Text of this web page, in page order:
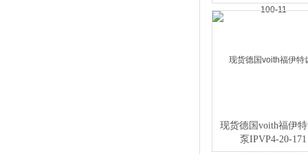
现货德国voith福伊
泵IPVP4-20-171